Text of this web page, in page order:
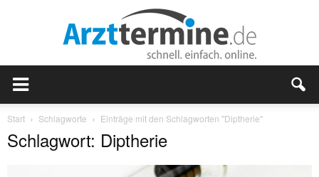
Start Schlagworte Einträge mit den Schlagworten "Diptherie"
Schlagwort: Diptherie